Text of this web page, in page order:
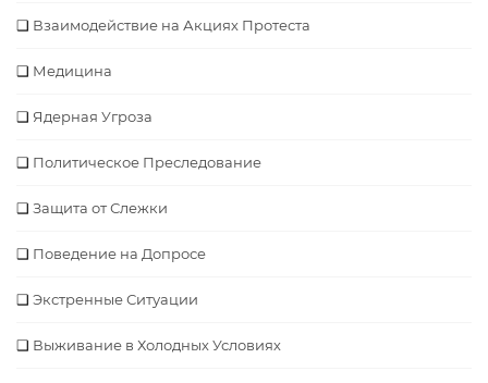
Взаимодействие на Акциях Протеста
Медицина
Ядерная Угроза
Политическое Преследование
Защита от Слежки
Поведение на Допросе
Экстренные Ситуации
Выживание в Холодных Условиях